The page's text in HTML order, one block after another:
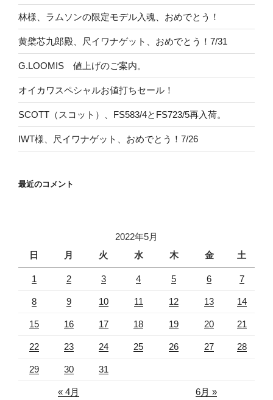
林様、ラムソンの限定モデル入魂、おめでとう！
黄檗芯九郎殿、尺イワナゲット、おめでとう！7/31
G.LOOMIS 値上げのご案内。
オイカワスペシャルお値打ちセール！
SCOTT（スコット）、FS583/4とFS723/5再入荷。
IWT様、尺イワナゲット、おめでとう！7/26
最近のコメント
2022年5月
日
月 火 水 木 金 土
« 4月 6月 »
1 2 3 4 5 6 7
8 9 10 11 12 13 14
15 16 17 18 19 20 21
22 23 24 25 26 27 28
29 30 31